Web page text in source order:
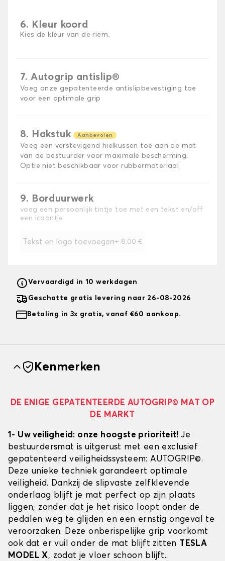
6. Kleur koord
Kies de kleur van de riem.
7. Autogrip antislip®
Voeg onze gepatenteerde antislipbevestiging toe
voor een optimale grip
8. Hakstuk Aanbevolen
Voeg een verstevigend hielkussen toe aan de mat
van de bestuurder voor maximale bescherming.
Optie niet beschikbaar voor rubbermateriaal
9. Borduurwerk
voeg een persoonlijk tintje toe met een tekst en/off
een icoontje
Tekst en logo toevoegen+ 8,00 €
Vervaardigd in 10 werkdagen
Geschatte gratis levering naar 26-08-2026
Betaling in 3x gratis, vanaf €60 aankoop.
Kenmerken
DE ENIGE GEPATENTEERDE AUTOGRIP© MAT OP
DE MARKT
1- Uw veiligheid: onze hoogste prioriteit!Je
bestuurdersmat is uitgerust met een exclusief
gepatenteerd veiligheidssysteem: AUTOGRIP©.
Deze unieke techniek garandeert optimale
veiligheid. Dankzij de slipvaste zelfklevende
onderlaag blijft je mat perfect op zijn plaats
liggen, zonder dat je het risico loopt onder de
pedalen weg te glijden en een ernstig ongeval te
veroorzaken. Deze onberispelijke grip voorkomt
ook dat er vuil onder de mat blijft zitten
TESLA
MODEL X, zodat je vloer schoon blijft.